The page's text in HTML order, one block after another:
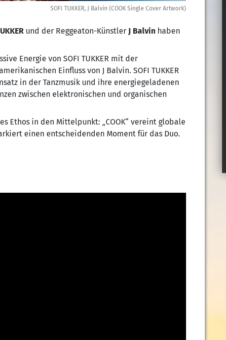
SOFI TUKKER, J Balvin (COOK Single Cover Artwork)
und der Reggeaton-Künstler J Balvinhaben
Energie von SOFI TUKKER mit der
Einfluss von J Balvin. SOFI TUKKER
in der Tanzmusik und ihre energiegeladenen
zwischen elektronischen und organischen
Ethos in den Mittelpunkt: „COOK“ vereint globale
einen entscheidenden Moment für das Duo.